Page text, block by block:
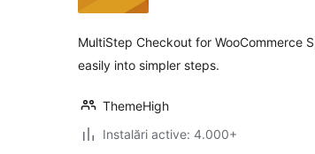
MultiStep Checkout for WooCommerce
easily into simpler steps.
ThemeHigh
Instalări active: 4.000+